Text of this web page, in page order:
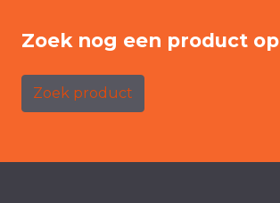
Zoek nog een product op
Zoek product